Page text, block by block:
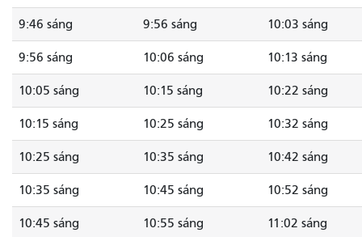
9:46 sáng 9:56 sáng 10:03 sáng
9:56 sáng 10:06 sáng 10:13 sáng
10:05 sáng 10:15 sáng 10:22 sáng
10:15 sáng 10:25 sáng 10:32 sáng
10:25 sáng 10:35 sáng 10:42 sáng
10:35 sáng 10:45 sáng 10:52 sáng
10:45 sáng 10:55 sáng 11:02 sáng